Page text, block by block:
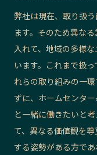
弊社は現在、取り扱
ます。そのため異な
入れて、地域の多様
います。これまで扱
れらの取り組みの一
ずに、ホームセンタ
と一緒に働きたいと
て、異なる価値観を
する姿勢がある方であ